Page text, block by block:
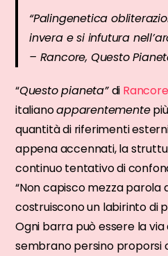
“Palingenetica
invera e si infutura
– Rancore, Questo
“Questo pianeta”di Rancore
italianoapparentemente
quantità di riferimenti
appena accennati, la
continuo tentativo di
“Non capisco mezza parola
costruiscono un labirinto di
Ogni barra può essere la
sembrano persino proporsi